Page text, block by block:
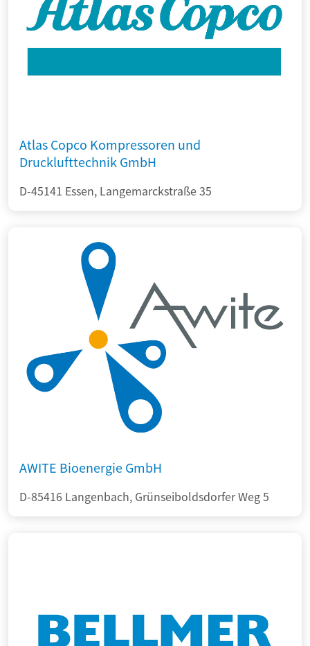
Atlas Copco Kompressoren und
Drucklufttechnik GmbH
D-45141 Essen, Langemarckstraße 35
AWITE Bioenergie GmbH
D-85416 Langenbach, Grünseiboldsdorfer Weg 5